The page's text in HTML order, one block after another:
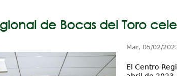
de Bocas del Toro
Mar, 05/02/
El Centro